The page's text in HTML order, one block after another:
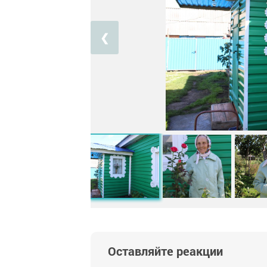
❮
Оставляйте реакции